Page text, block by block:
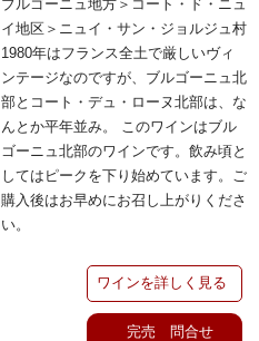
ブルゴーニュ地方＞コート・ド・ニュ
イ地区＞ニュイ・サン・ジョルジュ村
1980年はフランス全土で厳しいヴィ
ンテージなのですが、ブルゴーニュ北
部とコート・デュ・ローヌ北部は、な
んとか平年並み。 このワインはブル
ゴーニュ北部のワインです。飲み頃と
してはピークを下り始めています。ご
購入後はお早めにお召し上がりくださ
い。
ワインを詳しく見る
完売 問合せ